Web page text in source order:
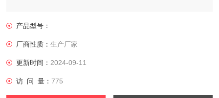
产品型号：
厂商性质：生产厂家
更新时间： 2024-09-11
访 问 量：775